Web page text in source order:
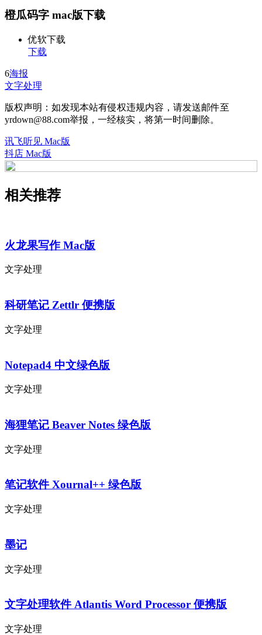
橙瓜码字 mac版下载
优软下载
下载
6海报
文字处理
版权声明：如发现本站有侵权违规内容，请发送邮件至
yrdown@88.com举报，一经核实，将第一时间删除。
讯飞听见 Mac版
抖店 Mac版
相关推荐
火龙果写作 Mac版
文字处理
科研笔记 Zettlr 便携版
文字处理
Notepad4 中文绿色版
文字处理
海狸笔记 Beaver Notes 绿色版
文字处理
笔记软件 Xournal++ 绿色版
文字处理
墨记
文字处理
文字处理软件 Atlantis Word Processor 便携版
文字处理